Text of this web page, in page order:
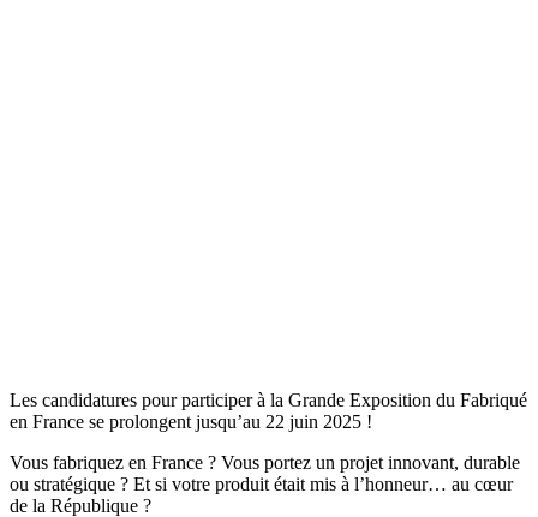
Les candidatures pour participer à la Grande Exposition du Fabriqué
en France se prolongent jusqu’au 22 juin 2025 !
Vous fabriquez en France ? Vous portez un projet innovant, durable
ou stratégique ? Et si votre produit était mis à l’honneur… au cœur
de la République ?